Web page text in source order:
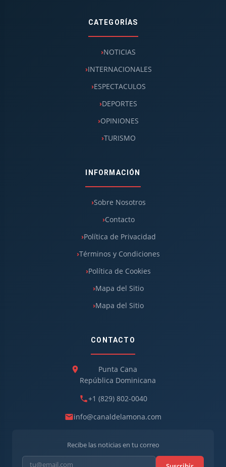
CATEGORÍAS
NOTICIAS
INTERNACIONALES
ESPECTACULOS
DEPORTES
OPINIONES
TURISMO
INFORMACIÓN
Sobre Nosotros
Contacto
Política de Privacidad
Términos y Condiciones
Política de Cookies
Mapa del Sitio
Mapa del Sitio
CONTACTO
Punta Cana
República Dominicana
+1 (829) 802-0040
info@canaldelamona.com
Recibe las noticias en tu correo